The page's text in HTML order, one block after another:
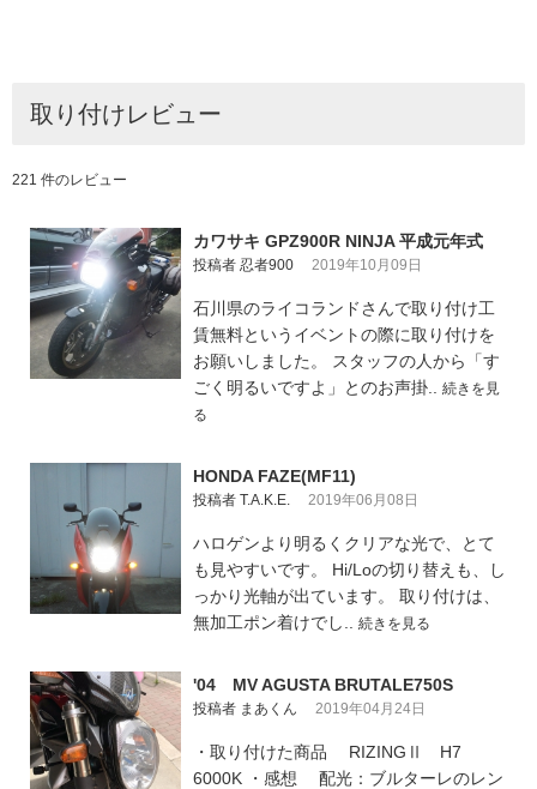
取り付けレビュー
221 件のレビュー
カワサキ GPZ900R NINJA 平成元年式
投稿者 忍者900 2019年10月09日
石川県のライコランドさんで取り付け工
賃無料というイベントの際に取り付けを
お願いしました。 スタッフの人から「す
ごく明るいですよ」とのお声掛.. 続きを見
る
HONDA FAZE(MF11)
投稿者 T.A.K.E. 2019年06月08日
ハロゲンより明るくクリアな光で、とて
も見やすいです。 Hi/Loの切り替えも、し
っかり光軸が出ています。 取り付けは、
無加工ポン着けでし.. 続きを見る
'04 MV AGUSTA BRUTALE750S
投稿者 まあくん 2019年04月24日
・取り付けた商品 RIZINGⅡ H7
6000K ・感想 配光：ブルターレのレン